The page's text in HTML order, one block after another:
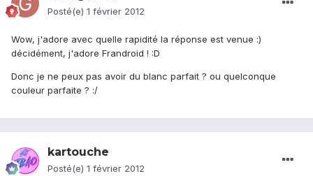
Posté(e) 1 février 2012
Wow, j'adore avec quelle rapidité la réponse est venue :)
décidément, j'adore Frandroid ! :D
Donc je ne peux pas avoir du blanc parfait ? ou quelconque
couleur parfaite ? :/
kartouche
Posté(e) 1 février 2012